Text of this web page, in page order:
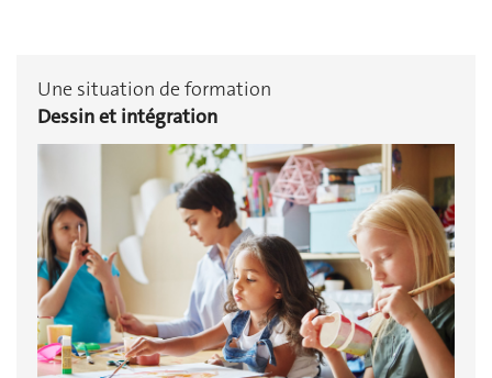
Une situation de formation
Dessin et intégration